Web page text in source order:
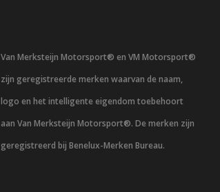
Van Merksteijn Motorsport® en VM Motorsport®
zijn geregistreerde merken waarvan de naam,
logo en het intelligente eigendom toebehoort
aan Van Merksteijn Motorsport®. De merken zijn
geregistreerd bij Benelux-Merken Bureau.